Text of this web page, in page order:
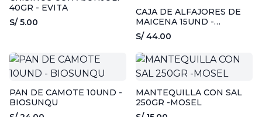
40GR - EVITA
S/ 5.00
CAJA DE ALFAJORES DE
MAICENA 15UND -
BIOSUNQU
S/ 44.00
PAN DE CAMOTE 10UND -
BIOSUNQU
MANTEQUILLA CON SAL
250GR -MOSEL